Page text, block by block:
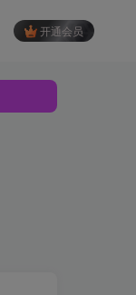
开通会员